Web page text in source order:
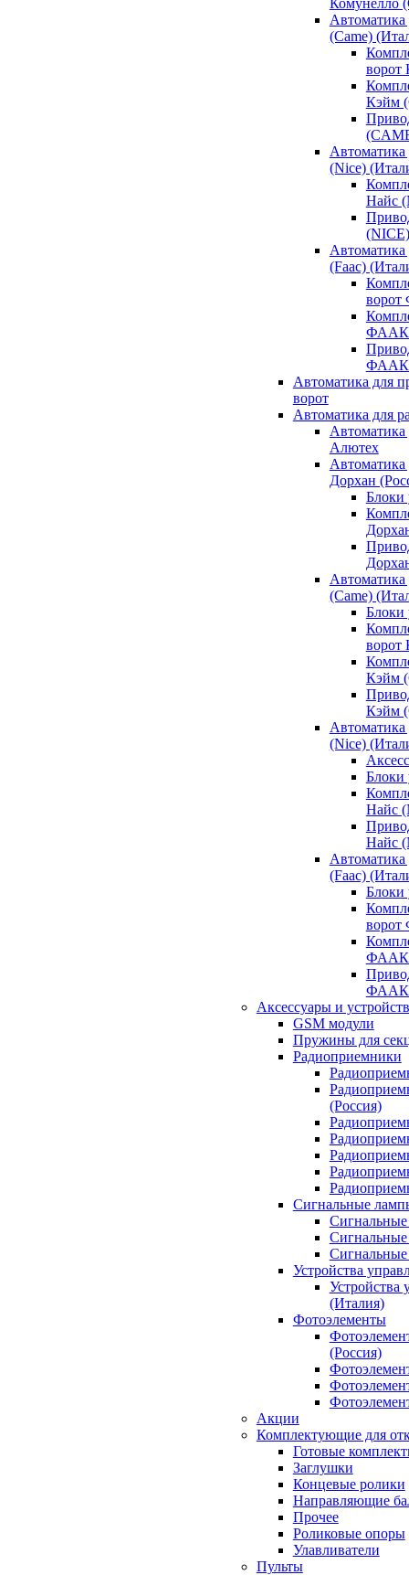
Комунелло
(Came)
ворот
Кэйм
Автоматика
(Nice)
Найс
(NICE)
(Faac)
ФААК
ФААК
Автоматика для
ворот
Автоматика для
Алютех
Дорхан
Блоки
(Came)
Блоки
ворот
Кэйм
Кэйм
(Nice)
Блоки
Найс
Найс
(Faac)
ФААК
ФААК
Аксессуары и
GSM модули
Пружины для
Радиоприемники
(Россия)
Сигнальные
Устройства
Устройства
(Италия)
Фотоэлементы
(Россия)
Акции
Комплектующие для
Готовые
Заглушки
Концевые ролики
Направляющие
Прочее
Роликовые опоры
Улавливатели
Пульты